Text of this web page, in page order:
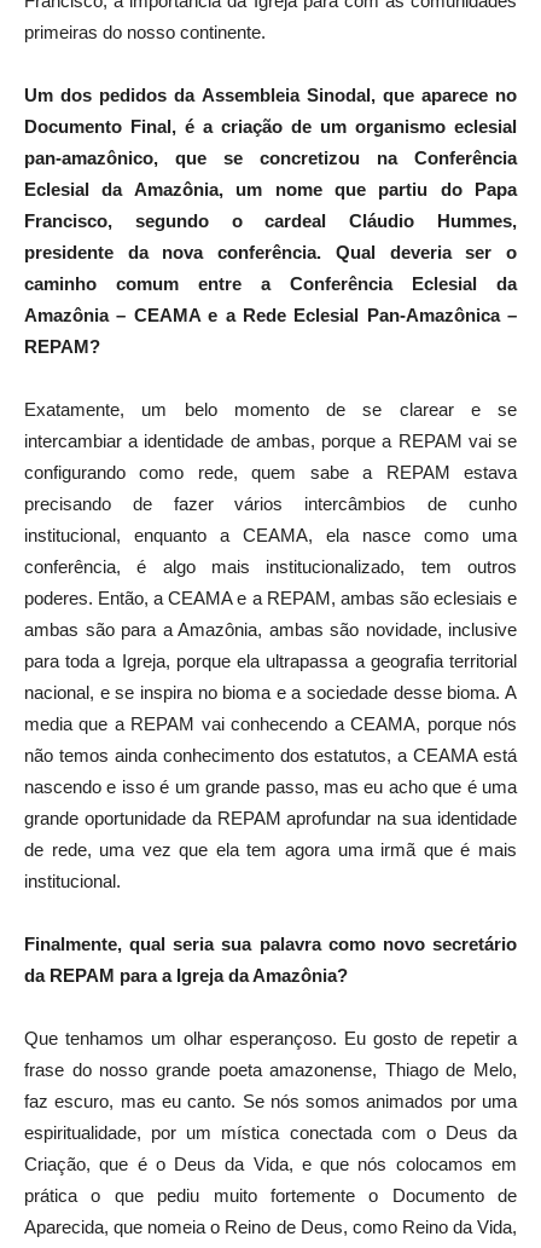
primeiras do nosso continente.
Um dos pedidos da Assembleia Sinodal, que aparece no
Documento Final, é a criação de um organismo eclesial
pan-amazônico, que se concretizou na Conferência
Eclesial da Amazônia, um nome que partiu do Papa
Francisco, segundo o cardeal Cláudio Hummes,
presidente da nova conferência. Qual deveria ser o
caminho comum entre a Conferência Eclesial da
Amazônia – CEAMA e a Rede Eclesial Pan-Amazônica –
REPAM?
Exatamente, um belo momento de se clarear e se
intercambiar a identidade de ambas, porque a REPAM vai se
configurando como rede, quem sabe a REPAM estava
precisando de fazer vários intercâmbios de cunho
institucional, enquanto a CEAMA, ela nasce como uma
conferência, é algo mais institucionalizado, tem outros
poderes. Então, a CEAMA e a REPAM, ambas são eclesiais e
ambas são para a Amazônia, ambas são novidade, inclusive
para toda a Igreja, porque ela ultrapassa a geografia territorial
nacional, e se inspira no bioma e a sociedade desse bioma. A
media que a REPAM vai conhecendo a CEAMA, porque nós
não temos ainda conhecimento dos estatutos, a CEAMA está
nascendo e isso é um grande passo, mas eu acho que é uma
grande oportunidade da REPAM aprofundar na sua identidade
de rede, uma vez que ela tem agora uma irmã que é mais
institucional.
Finalmente, qual seria sua palavra como novo secretário
da REPAM para a Igreja da Amazônia?
Que tenhamos um olhar esperançoso. Eu gosto de repetir a
frase do nosso grande poeta amazonense, Thiago de Melo,
faz escuro, mas eu canto. Se nós somos animados por uma
espiritualidade, por um mística conectada com o Deus da
Criação, que é o Deus da Vida, e que nós colocamos em
prática o que pediu muito fortemente o Documento de
Aparecida, que nomeia o Reino de Deus, como Reino da Vida,